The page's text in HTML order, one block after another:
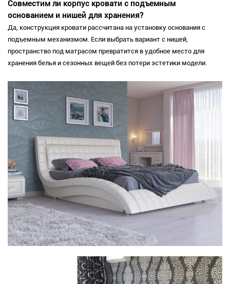
Совместим ли корпус кровати с подъемным
основанием и нишей для хранения?
Да, конструкция кровати рассчитана на установку основания с
подъемным механизмом. Если выбрать вариант с нишей,
пространство под матрасом превратится в удобное место для
хранения белья и сезонных вещей без потери эстетики модели.